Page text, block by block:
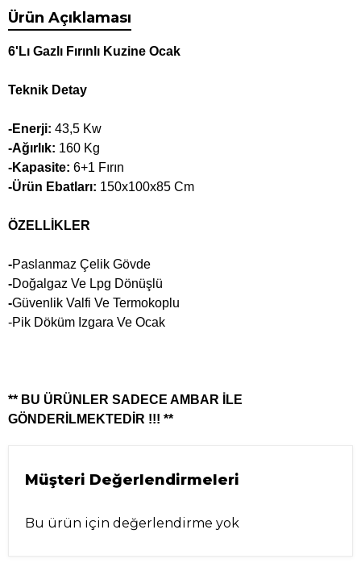
Ürün Açıklaması
6'Lı Gazlı Fırınlı Kuzine Ocak
Teknik Detay
-Enerji: 43,5 Kw
-Ağırlık: 160 Kg
-Kapasite: 6+1 Fırın
-Ürün Ebatları: 150x100x85 Cm
ÖZELLİKLER
-Paslanmaz Çelik Gövde
-Doğalgaz Ve Lpg Dönüşlü
-Güvenlik Valfi Ve Termokoplu
-Pik Döküm Izgara Ve Ocak
** BU ÜRÜNLER SADECE AMBAR İLE
GÖNDERİLMEKTEDİR !!! **
Müşteri Değerlendirmeleri
Bu ürün için değerlendirme yok